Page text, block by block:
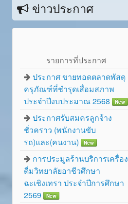
ข่าวประกาศ
รายการที่ประกาศ
ประกาศ ขายทอดตลาดพัสดุ
ครุภัณฑ์ที่ชำรุดเสื่อมสภาพ
ประจำปีงบประมาณ 2568
New
ประกาศรับสมครลูกจ้าง
ชั่วคราว (พนักงานขับ
รถ)และ(คนงาน)
New
การประมูลร้านบริการเครื่อง
ดื่มวิทยาลัยอาชีวศึกษา
ฉะเชิงเทรา ประจำปีการศึกษา
2569
New